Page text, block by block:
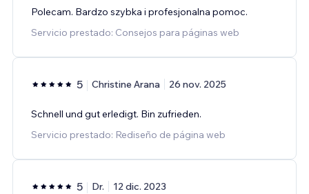
Polecam. Bardzo szybka i profesjonalna pomoc.
Servicio prestado: Consejos para páginas web
5 Christine Arana 26 nov. 2025
Schnell und gut erledigt. Bin zufrieden.
Servicio prestado: Rediseño de página web
5 Dr. 12 dic. 2023